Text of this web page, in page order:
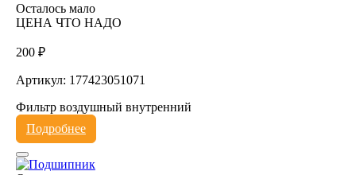
Осталось мало
ЦЕНА ЧТО НАДО
200 ₽
Артикул: 177423051071
Фильтр воздушный внутренний
Подробнее